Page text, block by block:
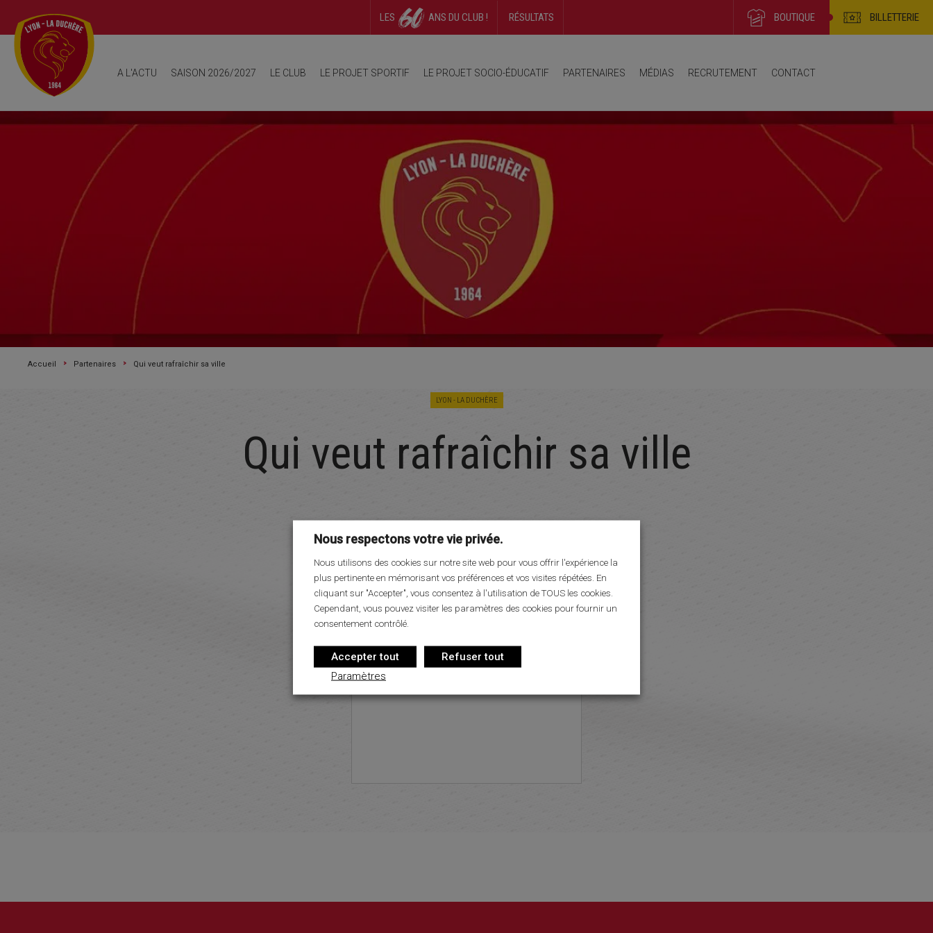
LES ANS DU CLUB ! RÉSULTATS BOUTIQUE BILLETTERIE
A L'ACTU SAISON 2026/2027 LE CLUB LE PROJET SPORTIF LE PROJET SOCIO-ÉDUCATIF PARTENAIRES MÉDIAS RECRUTEMENT CONTACT
Accueil Partenaires Qui veut rafraîchir sa ville
LYON - LA DUCHÈRE
Qui veut rafraîchir sa ville
Nous respectons votre vie privée.
Nous utilisons des cookies sur notre site web pour vous offrir l'expérience la
plus pertinente en mémorisant vos préférences et vos visites répétées. En
cliquant sur "Accepter", vous consentez à l'utilisation de TOUS les cookies.
Cependant, vous pouvez visiter les paramètres des cookies pour fournir un
consentement contrôlé.
Accepter tout
Refuser tout
Paramètres